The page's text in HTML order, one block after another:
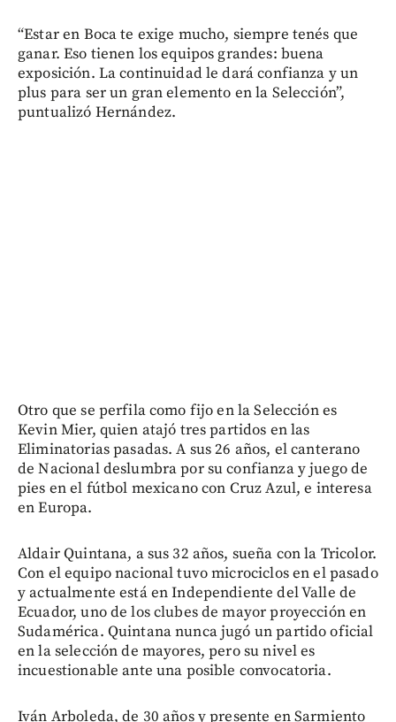
“Estar en Boca te exige mucho, siempre tenés que
ganar. Eso tienen los equipos grandes: buena
exposición. La continuidad le dará confianza y un
plus para ser un gran elemento en la Selección”,
puntualizó Hernández.
Otro que se perfila como fijo en la Selección es
Kevin Mier, quien atajó tres partidos en las
Eliminatorias pasadas. A sus 26 años, el canterano
de Nacional deslumbra por su confianza y juego de
pies en el fútbol mexicano con Cruz Azul, e interesa
en Europa.
Aldair Quintana, a sus 32 años, sueña con la Tricolor.
Con el equipo nacional tuvo microciclos en el pasado
y actualmente está en Independiente del Valle de
Ecuador, uno de los clubes de mayor proyección en
Sudamérica. Quintana nunca jugó un partido oficial
en la selección de mayores, pero su nivel es
incuestionable ante una posible convocatoria.
Iván Arboleda, de 30 años y presente en Sarmiento